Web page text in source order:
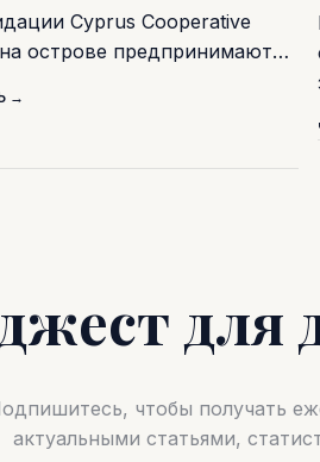
Cyprus Cooperative
острове предпринимают…
→
для
чтобы получать
актуальными статьями,